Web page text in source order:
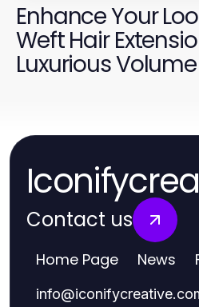
Enhance Your
Weft Hair
Luxurious
Contact us
Home Page News
info@